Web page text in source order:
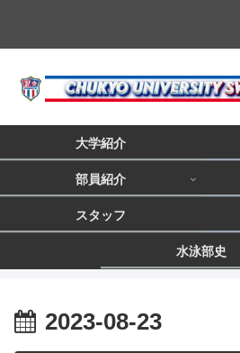
大学紹介
部員紹介
スタッフ
水泳部史
2023-08-23